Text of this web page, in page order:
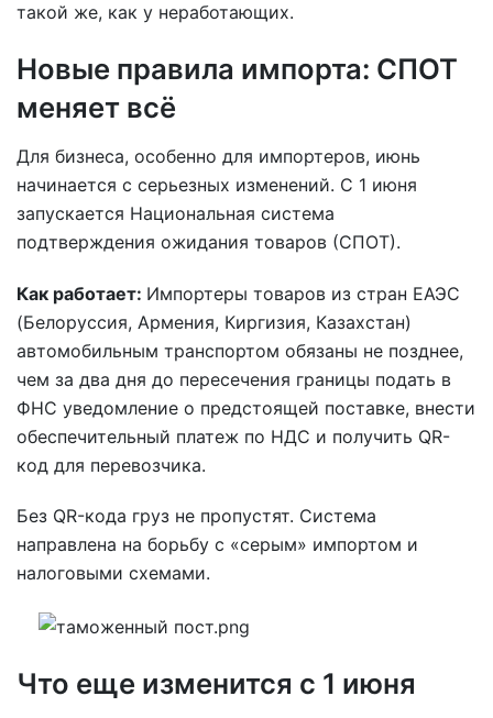
такой же, как у неработающих.
Новые правила импорта: СПОТ
меняет всё
Для бизнеса, особенно для импортеров, июнь
начинается с серьезных изменений. С 1 июня
запускается Национальная система
подтверждения ожидания товаров (СПОТ).
Как работает: Импортеры товаров из стран ЕАЭС
(Белоруссия, Армения, Киргизия, Казахстан)
автомобильным транспортом обязаны не позднее,
чем за два дня до пересечения границы подать в
ФНС уведомление о предстоящей поставке, внести
обеспечительный платеж по НДС и получить QR-
код для перевозчика.
Без QR-кода груз не пропустят. Система
направлена на борьбу с «серым» импортом и
налоговыми схемами.
Что еще изменится с 1 июня